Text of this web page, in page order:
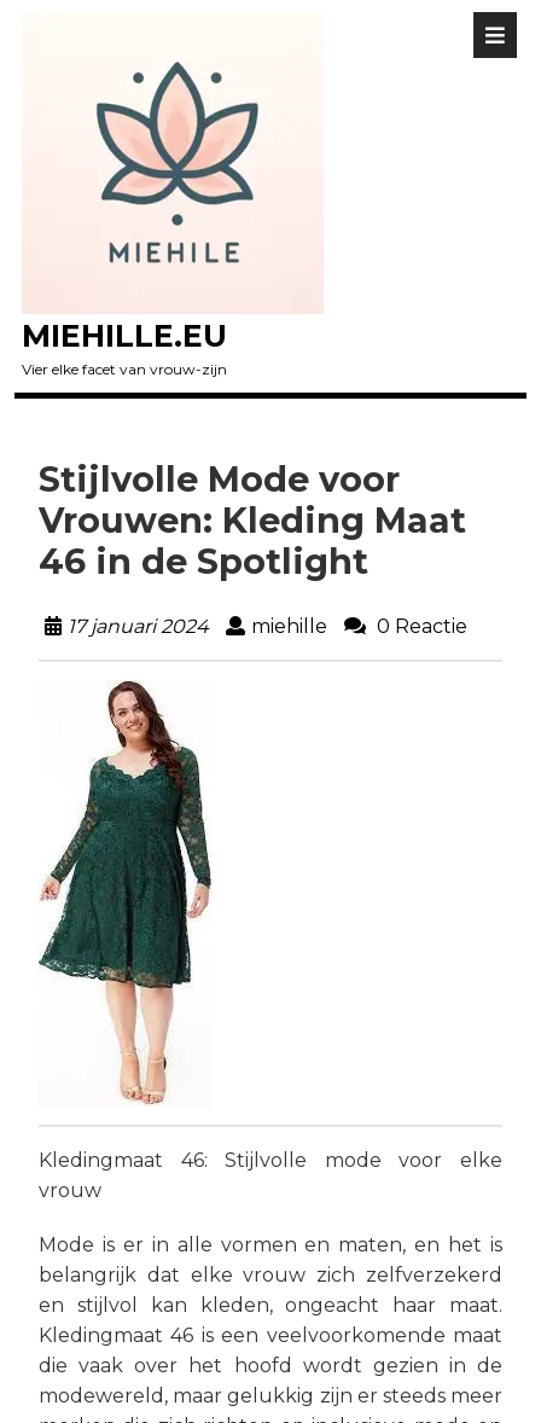
MIEHILLE.EU
Vier elke facet van vrouw-zijn
Stijlvolle Mode voor
Vrouwen: Kleding Maat
46 in de Spotlight
17 januari 2024 miehille 0 Reactie
Kledingmaat 46: Stijlvolle mode voor elke
vrouw
Mode is er in alle vormen en maten, en het is
belangrijk dat elke vrouw zich zelfverzekerd
en stijlvol kan kleden, ongeacht haar maat.
Kledingmaat 46 is een veelvoorkomende maat
die vaak over het hoofd wordt gezien in de
modewereld, maar gelukkig zijn er steeds meer